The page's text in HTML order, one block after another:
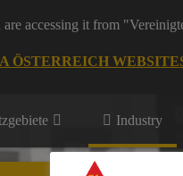
accessing it from
ÖSTERREICH WEBSITE
Industry